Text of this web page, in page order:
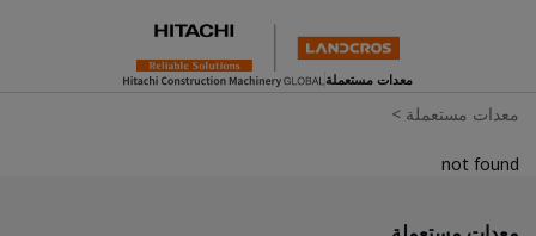
معدات مستعملة
معدات مستعملة >
not found